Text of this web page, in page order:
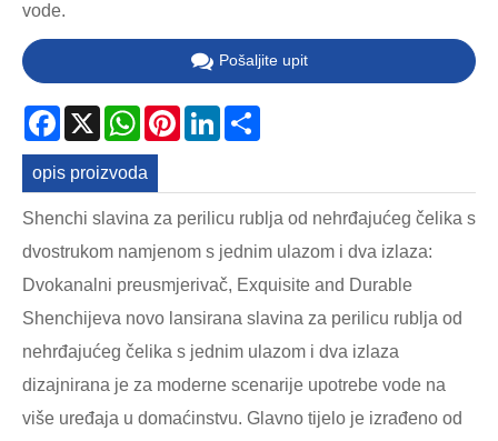
vode.
Pošaljite upit
Facebook
X WhatsApp
PinterestLinkedIn
opis proizvoda
Shenchi slavina za perilicu rublja od nehrđajućeg čelika s
dvostrukom namjenom s jednim ulazom i dva izlaza:
Dvokanalni preusmjerivač, Exquisite and Durable
Shenchijeva novo lansirana slavina za perilicu rublja od
nehrđajućeg čelika s jednim ulazom i dva izlaza
dizajnirana je za moderne scenarije upotrebe vode na
više uređaja u domaćinstvu. Glavno tijelo je izrađeno od